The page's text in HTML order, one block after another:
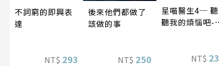
不詞窮的即興表
達
NT$ 293
後來他們都做了
該做的事
NT$ 250
星喵醫生4─ 聽
聽我的煩惱吧-
NT$